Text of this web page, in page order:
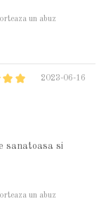
un abuz
2023-06-16
sanatoasa si
un abuz